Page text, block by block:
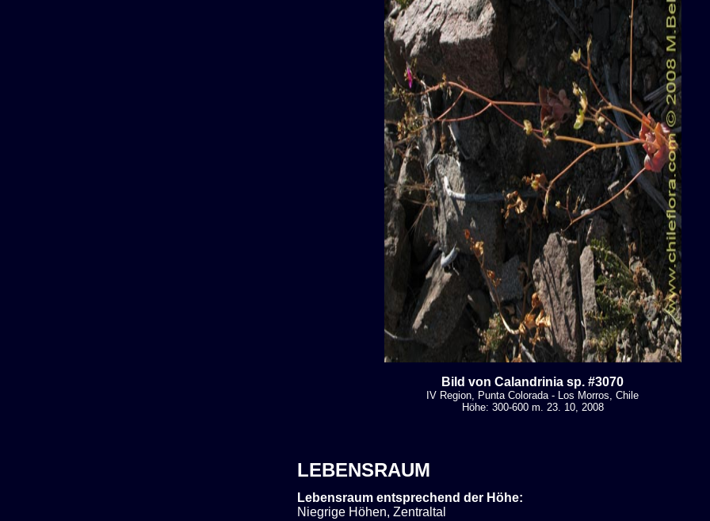
Bild von Calandrinia sp. #3070
IV Region, Punta Colorada - Los Morros, Chile
Höhe: 300-600 m. 23. 10, 2008
LEBENSRAUM
Lebensraum entsprechend der Höhe:
Niegrige Höhen, Zentraltal